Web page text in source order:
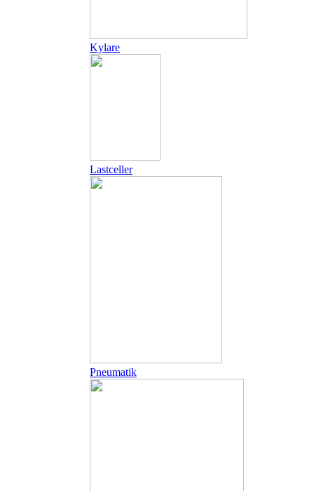
Kylare
Lastceller
Pneumatik